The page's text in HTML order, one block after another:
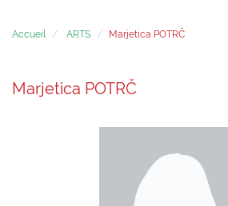
Accueil ARTS Marjetica POTRČ
Marjetica POTRČ